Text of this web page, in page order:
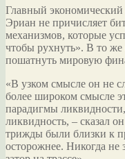
Главный
Эриан не причисляет
механизмов, которые
чтобы рухнуть». В то
пошатнуть мировую
«В узком смысле он не
более широком смысле
парадигмы
ликвидность, – сказал
трижды были близки к
осторожнее. Никогда не